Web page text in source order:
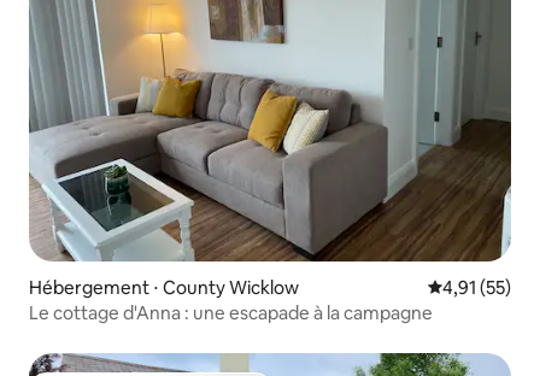
Hébergement ⋅ County Wicklow Évaluation
4,91 (55)
Le cottage d'Anna : une escapade à la campagne